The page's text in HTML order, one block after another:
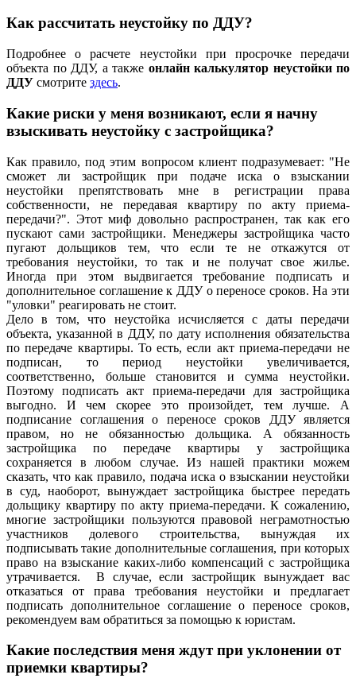
Как рассчитать неустойку по ДДУ?
Подробнее о расчете неустойки при просрочке передачи
объекта по ДДУ, а также онлайн калькулятор неустойки по
ДДУ смотрите здесь.
Какие риски у меня возникают, если я начну
взыскивать неустойку с застройщика?
Как правило, под этим вопросом клиент подразумевает: "Не
сможет ли застройщик при подаче иска о взыскании
неустойки препятствовать мне в регистрации права
собственности, не передавая квартиру по акту приема-
передачи?". Этот миф довольно распространен, так как его
пускают сами застройщики. Менеджеры застройщика часто
пугают дольщиков тем, что если те не откажутся от
требования неустойки, то так и не получат свое жилье.
Иногда при этом выдвигается требование подписать и
дополнительное соглашение к ДДУ о переносе сроков. На эти
"уловки" реагировать не стоит.
Дело в том, что неустойка исчисляется с даты передачи
объекта, указанной в ДДУ, по дату исполнения обязательства
по передаче квартиры. То есть, если акт приема-передачи не
подписан, то период неустойки увеличивается,
соответственно, больше становится и сумма неустойки.
Поэтому подписать акт приема-передачи для застройщика
выгодно. И чем скорее это произойдет, тем лучше. А
подписание соглашения о переносе сроков ДДУ является
правом, но не обязанностью дольщика. А обязанность
застройщика по передаче квартиры у застройщика
сохраняется в любом случае. Из нашей практики можем
сказать, что как правило, подача иска о взыскании неустойки
в суд, наоборот, вынуждает застройщика быстрее передать
дольщику квартиру по акту приема-передачи. К сожалению,
многие застройщики пользуются правовой неграмотностью
участников долевого строительства, вынуждая их
подписывать такие дополнительные соглашения, при которых
право на взыскание каких-либо компенсаций с застройщика
утрачивается. В случае, если застройщик вынуждает вас
отказаться от права требования неустойки и предлагает
подписать дополнительное соглашение о переносе сроков,
рекомендуем вам обратиться за помощью к юристам.
Какие последствия меня ждут при уклонении от
приемки квартиры?